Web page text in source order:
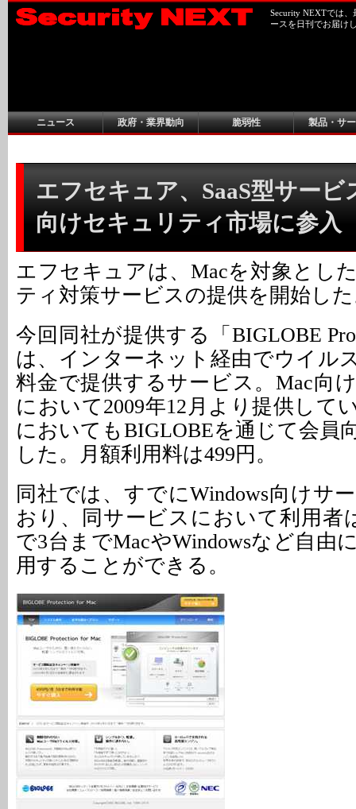
Security NEXTでは
ースを日刊でお届け
ニュース 政府・業界動向 脆弱性 製品・サ
エフセキュア、SaaS型サービ
向けセキュリティ市場に参入
エフセキュアは、Macを対象とし
ティ対策サービスの提供を開始し
今回同社が提供する「BIGLOBE
は、インターネット経由でウイル
料金で提供するサービス。Mac向
において2009年12月より提供して
においてもBIGLOBEを通じて会員
した。月額利用料は499円。
同社では、すでにWindows向けサ
おり、同サービスにおいて利用者
で3台までMacやWindowsなど自由
用することができる。